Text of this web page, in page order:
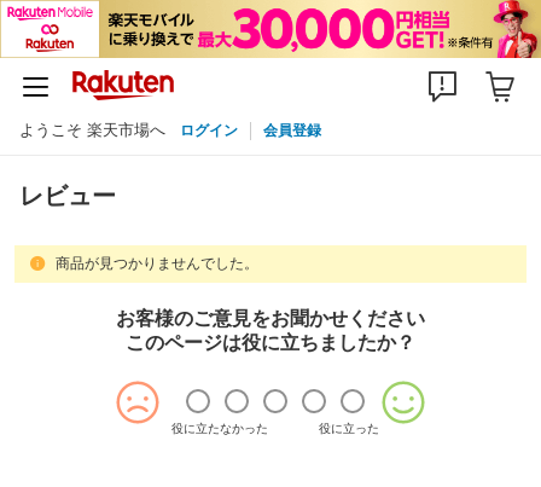
ようこそ 楽天市場へ ログイン 会員登録
レビュー
商品が見つかりませんでした。
お客様のご意見をお聞かせください
このページは役に立ちましたか？
役に立たなかった 役に立った